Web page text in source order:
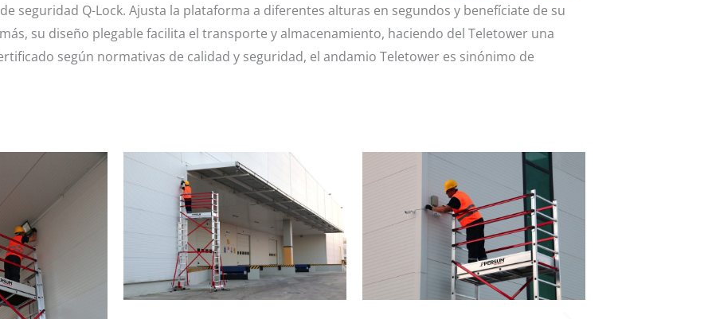
seguridad Q-Lock. Ajusta la plataforma a diferentes alturas en segundos y benefíciate de su
su diseño plegable facilita el transporte y almacenamiento, haciendo del Teletower una
según normativas de calidad y seguridad, el andamio Teletower es sinónimo de